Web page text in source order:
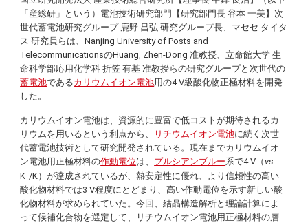
「産総研」という）電池技術研究部門【研究部門長 谷本 一美】次
世代蓄電池研究グループ 鹿野 昌弘 研究グループ長、マセセ タイタ
ス 研究員らは、Nanjing University of Posts and
TelecommunicationsのHuang, Zhen-Dong 准教授、立命館大学 生
命科学部応用化学科 折笠 有基 准教授らの研究グループと次世代の
蓄電池であるカリウムイオン電池用の4 V級酸化物正極材料を開発
した。
カリウムイオン電池は、資源的に豊富で低コストが期待されるカ
リウムを用いるという利点から、
リチウムイオン電池に続く次世
代蓄電池技術として研究開発されている。現在までカリウムイオ
ン電池用正極材料の作動電位は、 プルシアンブルー系で4 V（vs.
K+/K）が達成されているが、熱安定性に優れ、より信頼性の高い
酸化物材料では3 V程度にとどまり、高い作動電位を示す新しい酸
化物材料が求められていた。今回、結晶構造解析と理論計算によ
って候補化合物を選定して、リチウムイオン電池用正極材料の層